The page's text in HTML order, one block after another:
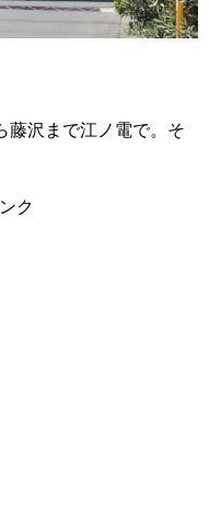
藤沢まで江ノ電で。そ
ク